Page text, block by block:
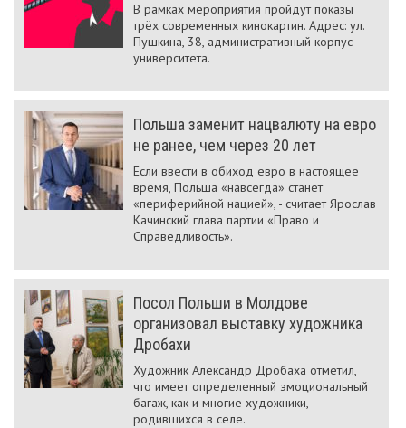
В рамках мероприятия пройдут показы
трёх современных кинокартин. Адрес: ул.
Пушкина, 38, административный корпус
университета.
Польша заменит нацвалюту на евро
не ранее, чем через 20 лет
Если ввести в обиход евро в настоящее
время, Польша «навсегда» станет
«периферийной нацией», - считает Ярослав
Качинский глава партии «Право и
Справедливость».
Посол Польши в Молдове
организовал выставку художника
Дробахи
Художник Александр Дробаха отметил,
что имеет определенный эмоциональный
багаж, как и многие художники,
родившихся в селе.